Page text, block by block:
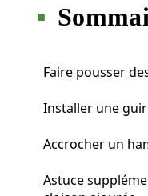
Faire pousser
Installer une
Accrocher un
Astuce